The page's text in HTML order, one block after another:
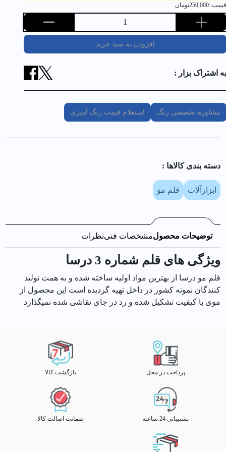
قیمت :250,000تومان
1
افزودن به سبد خرید
به اشتراک بزار :
مشاوره تخصصی رنگ استعلام قیمت رنگ آمیزی
دسته بندی کالا‌ها :
ابزارآلات قلم مو
توضیحات محصولمشخصات فنینظرات
ویژگی های قلم شماره 3 درسا
قلم مو درسا از بهترین مواد اولیه ساخته شده و به همت تولید
کنندگان نمونه کشور در داخل تهیه گردیده است این محصول از
موی با کیفیت تشکیل شده و رد در جای نقاشی شده نمیگذارد
پرداخت در محل بازگشت کالا
پشتیبانی 24 ساعته ضمانت اصالت کالا